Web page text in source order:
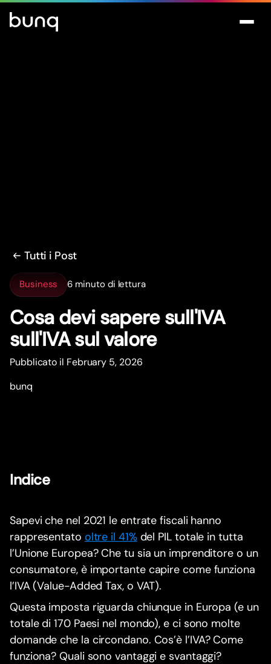
Tutti i Post
Business 6 minuto di lettura
Cosa devi sapere sull'IVA
sull'IVA sul valore
Pubblicato il February 5, 2026
bunq
Indice
Sapevi che nel 2021 le entrate fiscali hanno
rappresentato oltre il 41%del PIL totale in tutta
l’Unione Europea? Che tu sia un imprenditore o un
consumatore, è importante capire come funziona
l’IVA (Value-Added Tax, o VAT).
Questa imposta riguarda chiunque in Europa (e un
totale di 170 Paesi nel mondo), e ci sono molte
domande che la circondano. Cos’è l’IVA? Come
funziona? Quali sono vantaggi e svantaggi?